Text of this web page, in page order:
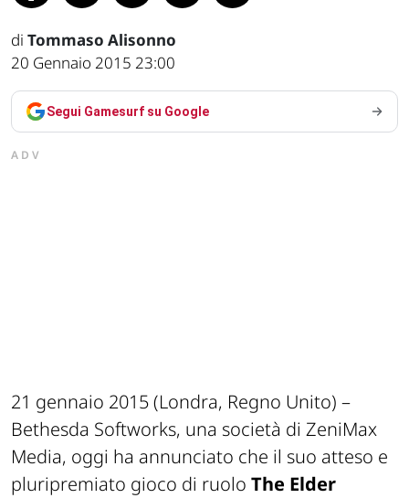
di Tommaso Alisonno
20 Gennaio 2015 23:00
Segui Gamesurf su Google
ADV
21 gennaio 2015 (Londra, Regno Unito) –
Bethesda Softworks, una società di ZeniMax
Media, oggi ha annunciato che il suo atteso e
pluripremiato gioco di ruolo The Elder